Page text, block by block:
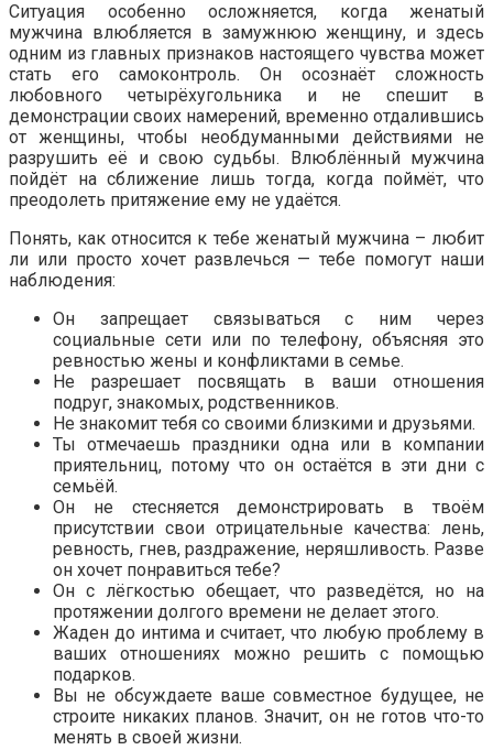
Ситуация особенно осложняется, когда женатый
мужчина влюбляется в замужнюю женщину, и здесь
одним из главных признаков настоящего чувства может
стать его самоконтроль. Он осознаёт сложность
любовного четырёхугольника и не спешит в
демонстрации своих намерений, временно отдалившись
от женщины, чтобы необдуманными действиями не
разрушить её и свою судьбы. Влюблённый мужчина
пойдёт на сближение лишь тогда, когда поймёт, что
преодолеть притяжение ему не удаётся.
Понять, как относится к тебе женатый мужчина – любит
ли или просто хочет развлечься — тебе помогут наши
наблюдения:
Он запрещает связываться с ним через
социальные сети или по телефону, объясняя это
ревностью жены и конфликтами в семье.
Не разрешает посвящать в ваши отношения
подруг, знакомых, родственников.
Не знакомит тебя со своими близкими и друзьями.
Ты отмечаешь праздники одна или в компании
приятельниц, потому что он остаётся в эти дни с
семьёй.
Он не стесняется демонстрировать в твоём
присутствии свои отрицательные качества: лень,
ревность, гнев, раздражение, неряшливость. Разве
он хочет понравиться тебе?
Он с лёгкостью обещает, что разведётся, но на
протяжении долгого времени не делает этого.
Жаден до интима и считает, что любую проблему в
ваших отношениях можно решить с помощью
подарков.
Вы не обсуждаете ваше совместное будущее, не
строите никаких планов. Значит, он не готов что-то
менять в своей жизни.